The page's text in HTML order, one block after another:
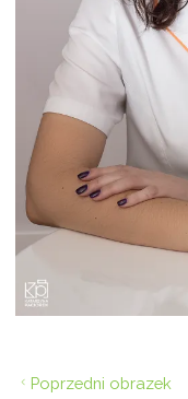
Poprzedni obrazek